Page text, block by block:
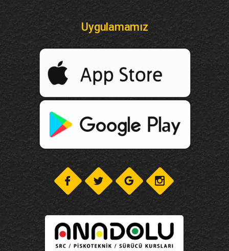
Uygulamamız